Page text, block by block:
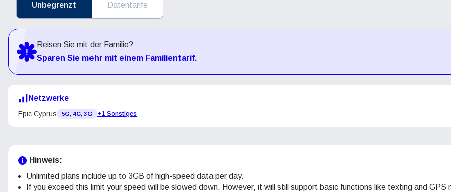
Unbegrenzt Datentarife
Reisen Sie mit der Familie?
Sparen Sie mehr mit einem Familientarif.
Netzwerke
Epic Cyprus 5G, 4G, 3G +1 Sonstiges
Hinweis:
Unlimited plans include up to 3GB of high-speed data per day.
If you exceed this limit your speed will be slowed down. However, it will still support basic functions like texting and